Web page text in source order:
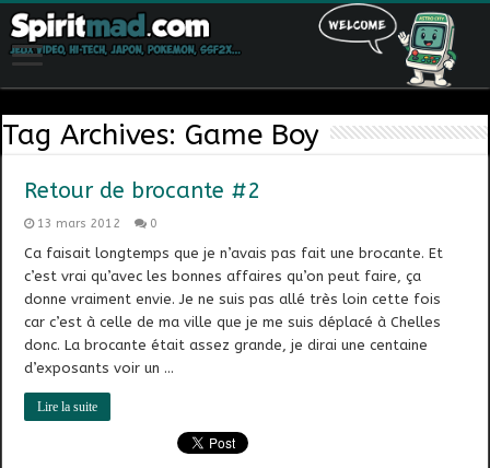
Tag Archives: Game Boy
Retour de brocante #2
13 mars 2012 0
Ca faisait longtemps que je n’avais pas fait une brocante. Et
c’est vrai qu’avec les bonnes affaires qu’on peut faire, ça
donne vraiment envie. Je ne suis pas allé très loin cette fois
car c’est à celle de ma ville que je me suis déplacé à Chelles
donc. La brocante était assez grande, je dirai une centaine
d’exposants voir un …
Lire la suite